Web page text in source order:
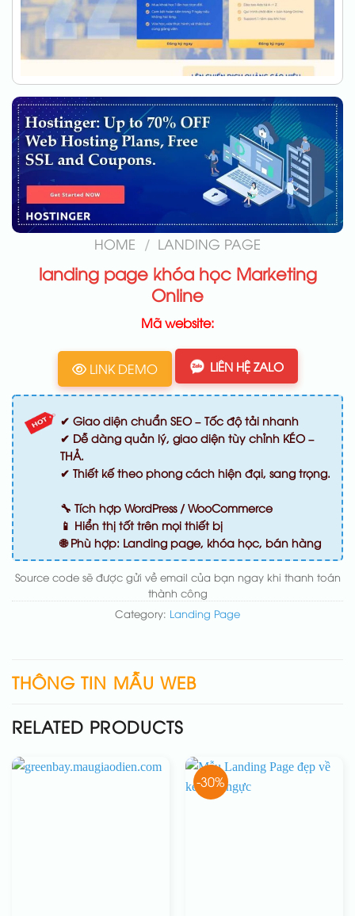
HOME / LANDING PAGE
landing page khóa học Marketing
Online
Mã website:
LINK DEMO LIÊN HỆ ZALO
✔ Giao diện chuẩn SEO – Tốc độ tải nhanh
✔ Dễ dàng quản lý, giao diện tùy chỉnh KÉO –
THẢ.
✔ Thiết kế theo phong cách hiện đại, sang trọng.
🔧 Tích hợp WordPress / WooCommerce
📱 Hiển thị tốt trên mọi thiết bị
🌐 Phù hợp: Landing page, khóa học, bán hàng
Source code sẽ được gửi về email của bạn ngay khi thanh toán
thành công
Category: Landing Page
THÔNG TIN MẪU WEB
RELATED PRODUCTS
-30%